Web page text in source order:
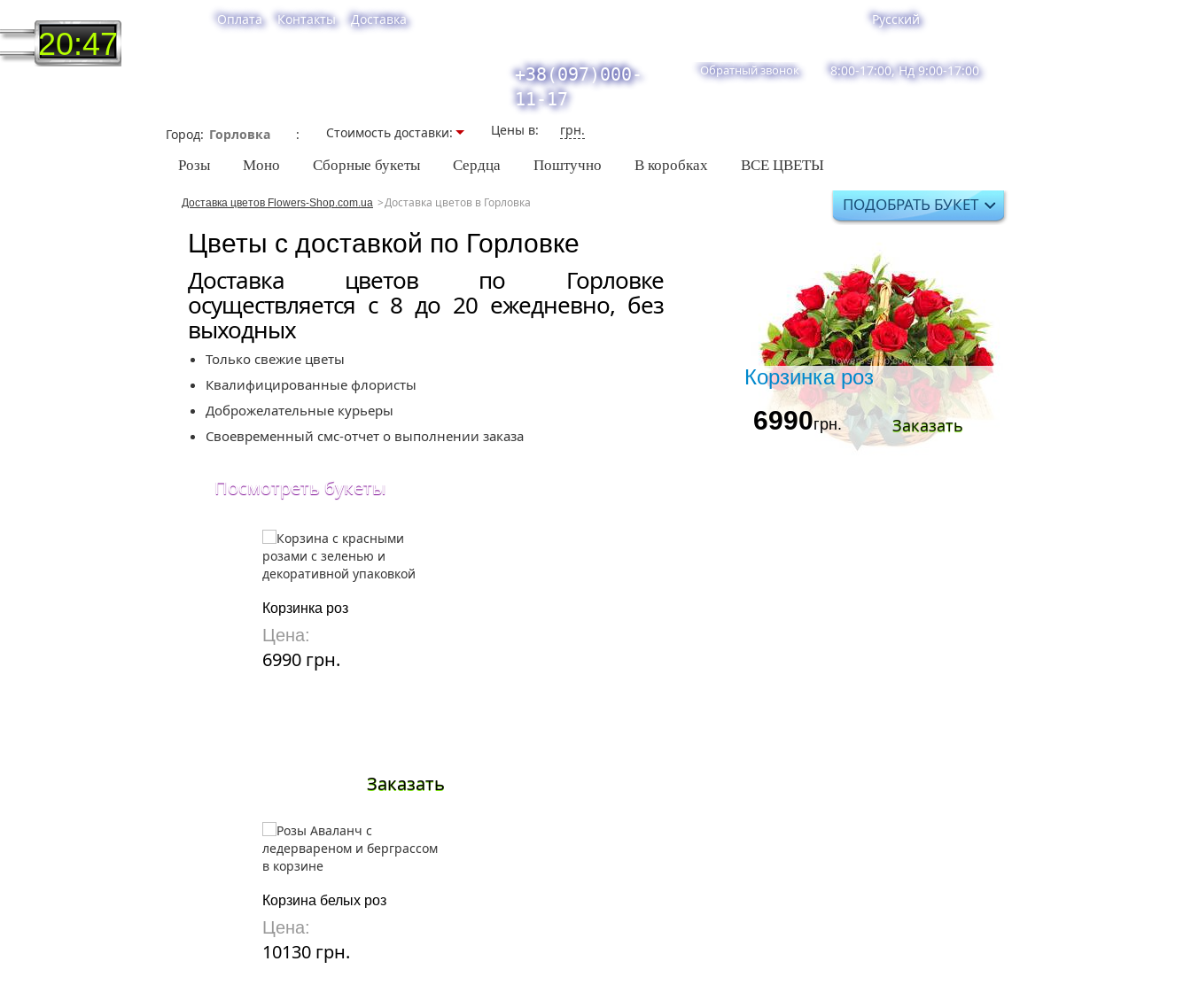
20:47
Оплата Контакты Доставка Русский
+38(097)000-
11-17
Обратный звонок 8:00-17:00, Нд 9:00-17:00
Город Стоимость доставки: Цены в: грн.
Розы Моно Сборные букеты Сердца Поштучно В коробках ВСЕ ЦВЕТЫ
ПОДОБРАТЬ БУКЕТ
Доставка цветов Flowers-Shop.com.ua Доставка цветов в Горловка
Цветы с доставкой по Горловке
Доставка цветов по Горловке
осуществляется с 8 до 20 ежедневно, без
выходных
Только свежие цветы
Квалифицированные флористы
Доброжелательные курьеры
Своевременный смс-отчет о выполнении заказа
Посмотреть букеты
Корзинка роз
6990грн. Заказать
Корзинка роз
Цена:
6990 грн.
Заказать
Корзина белых роз
Цена:
10130 грн.